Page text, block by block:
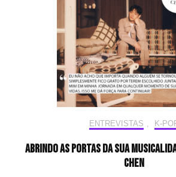
ENTREVISTAS K-
Abrindo as portas da sua
CHEN